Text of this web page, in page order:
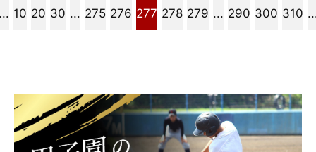
10 20 30 ... 275 276 277 278 279 ... 290 300 310